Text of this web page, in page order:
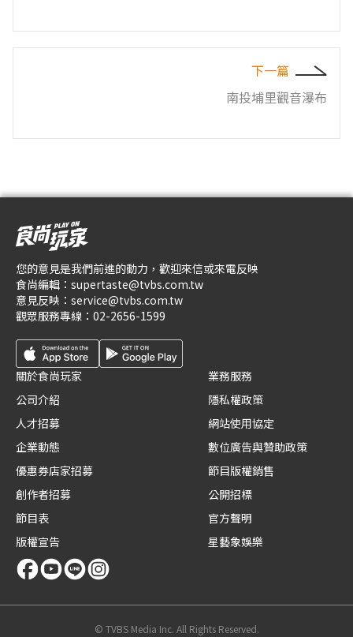
下一篇
南投埔里觀音瀑布
您的意見是我們前進的動力，歡迎來信或來電反映
食尚編輯： supertaste@tvbs.com.tw
意見反映： service@tvbs.com.tw
觀眾服務專線： 02-2656-1599
關於食尚玩家
公司介紹
人才招募
企業動態
優惠券店家招募
創作者招募
節目表
版權宣告
業務服務
隱私權政策
網站使用協定
數位廣告與贊助政策
節目版權銷售
公開招標
官方聲明
星藝象娛樂
© TVBS Media Inc. All Rights Reserved.